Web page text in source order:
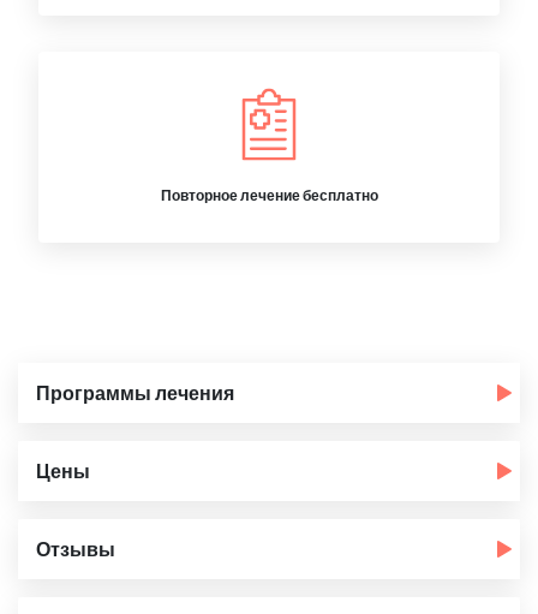
Повторное лечение бесплатно
Программы лечения
Цены
Отзывы